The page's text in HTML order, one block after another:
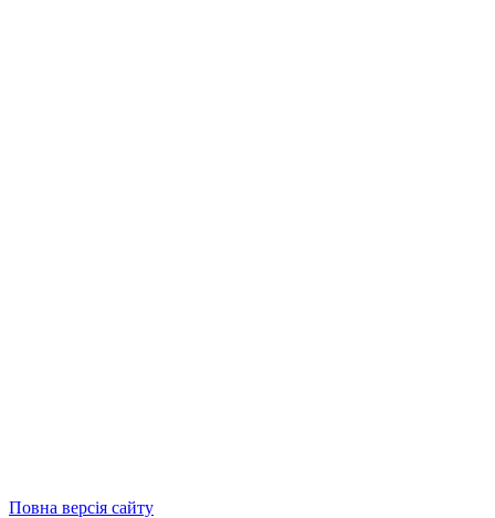
Повна версія сайту